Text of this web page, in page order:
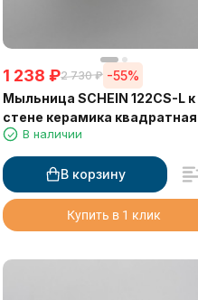
1 238 ₽2 730 ₽ -55%
Мыльница SCHEIN 122CS-L к
стене керамика квадратная
В наличии
В корзину
Купить в 1 клик